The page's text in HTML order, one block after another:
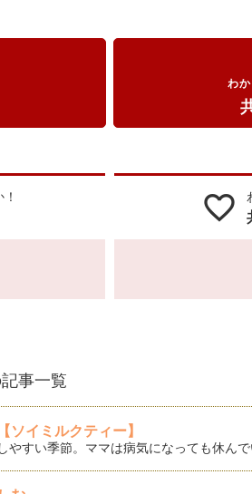
わ
favorite_border
事一覧
イミルクティー】
やすい季節。ママは病気になっても休ん